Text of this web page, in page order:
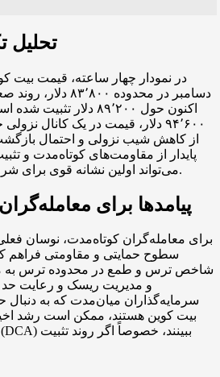
تحلیل
در نمودار چهار ساعته، قیمت
دسامبر در محدوده
اکنون حول ۸۹٬۲۰۰ دلار
۹۴٬۶۰۰ دلار، قیمت در یک کانال
از کاهش شیب نزولی و احتمال
می‌تواند اولین نشانه قوی برای شروع فاز صعودی بعدی باشد.
پیامدها برای
برای معامله‌گران کوتاه‌مدت، نوسان
سطوح حمایتی و مقاومتی فراهم
شاخص ترس و طمع در محدوده ترس به
و مدیریت ریسک و رعایت حد
سرمایه‌گذاران میان‌مدت که به
بیت کوین هستند، ممکن است رشد